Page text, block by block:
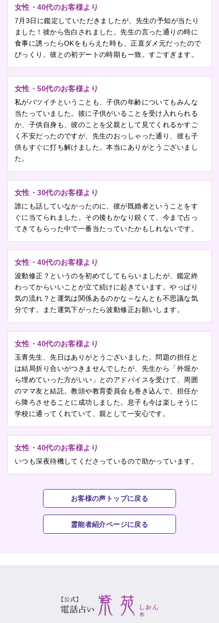
女性・40代のお客様より
7月3日に鑑定していただきましたが、先生の予知が当たり
ました！彼から告白されました。先生の言った通りの時に
食事に誘ったらOKをもらえた時も、正直ダメ元だったので
びっくり。彼との初デートの時期も一致。すごすぎます。
女性・50代のお客様より
私がバツイチということも、子供の年齢についてもみんな
当たっていました。彼に子供がいることを受け入れられる
か、子供自身も、彼のことを父親として見てくれるかすご
く不安だったのですが、先生のおっしゃった通り、彼も子
供もすぐに打ち解けました。本当にありがとうございまし
た。
女性・30代のお客様より
誰にも話していなかったのに、彼が既婚者ということをす
ぐに当てられました。その後もかなり鋭くて、今まで占っ
てきてもらった中で一番当たっていたかもしれないです。
女性・40代のお客様より
波動修正？というのを初めてしてもらいましたが、鑑定終
わってからいいことが立て続けに起きています。やっぱり
気の流れ？と運気は関係あるのかな～なんとも不思議な気
分です。また運気下がったら波動修正お願いします。
女性・40代のお客様より
玉青先生、先日はありがとうございました。問題の担任と
は結局折り合いがつきませんでしたが、先生から「外堀か
ら埋めていった方がいい」とのアドバイスを受けて、周囲
のママ友と結託。教頭や教育委員会も巻き込んで、担任か
ら降ろさせることに成功しました。息子も今は楽しそうに
学校に通ってくれていて、親として一安心です。
女性・40代のお客様より
いつも深夜待機してくださっているので助かっています。
お客様の声トップに戻る
霊能者紹介ページに戻る